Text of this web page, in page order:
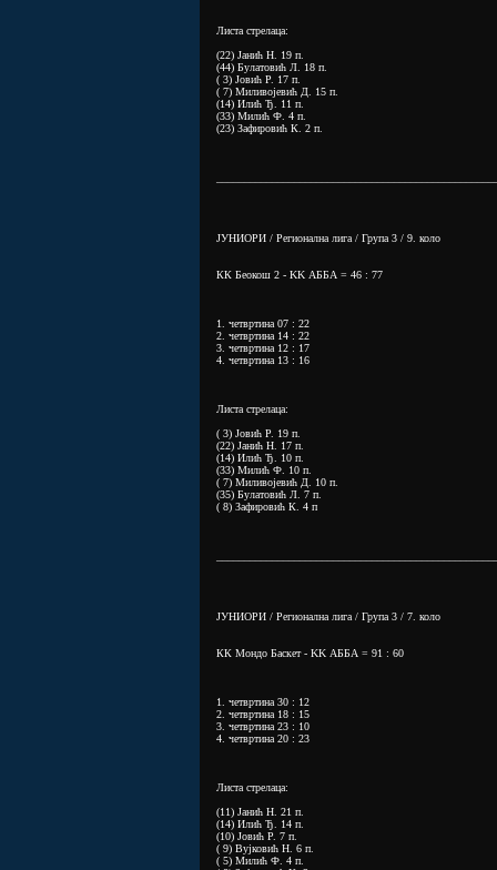
Листа стрелаца:
(22) Јанић Н. 19 п.
(44) Булатовић Л. 18 п.
( 3) Јовић Р. 17 п.
( 7) Миливојевић Д. 15 п.
(14) Илић Ђ. 11 п.
(33) Милић Ф. 4 п.
(23) Зафировић К. 2 п.
ЈУНИОРИ / Регионална лига / Група 3 / 9. коло
КК Беокош 2 - KK АББА = 46 : 77
1. четвртина 07 : 22
2. четвртина 14 : 22
3. четвртина 12 : 17
4. четвртина 13 : 16
Листа стрелаца:
( 3) Јовић Р. 19 п.
(22) Јанић Н. 17 п.
(14) Илић Ђ. 10 п.
(33) Милић Ф. 10 п.
( 7) Миливојевић Д. 10 п.
(35) Булатовић Л. 7 п.
( 8) Зафировић К. 4 п
ЈУНИОРИ / Регионална лига / Група 3 / 7. коло
КК Мондо Баскет - KK АББА = 91 : 60
1. четвртина 30 : 12
2. четвртина 18 : 15
3. четвртина 23 : 10
4. четвртина 20 : 23
Листа стрелаца:
(11) Јанић Н. 21 п.
(14) Илић Ђ. 14 п.
(10) Јовић Р. 7 п.
( 9) Вујковић Н. 6 п.
( 5) Милић Ф. 4 п.